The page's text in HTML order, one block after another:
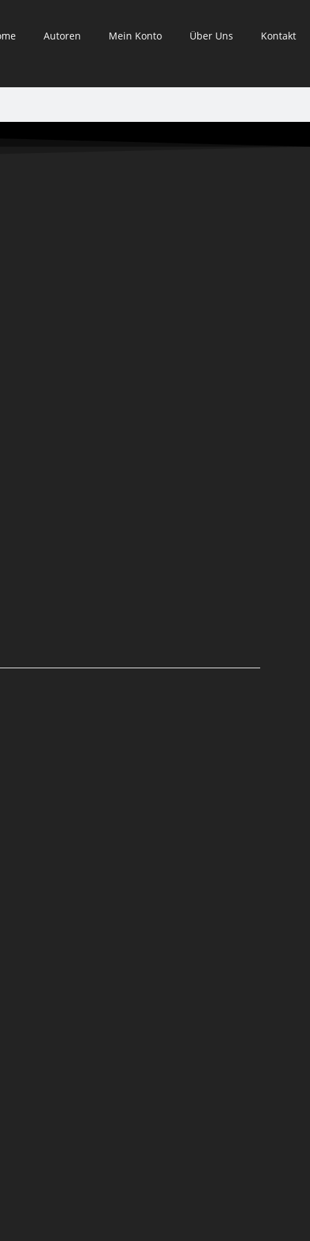
Autoren Mein Konto Über Uns Kontakt